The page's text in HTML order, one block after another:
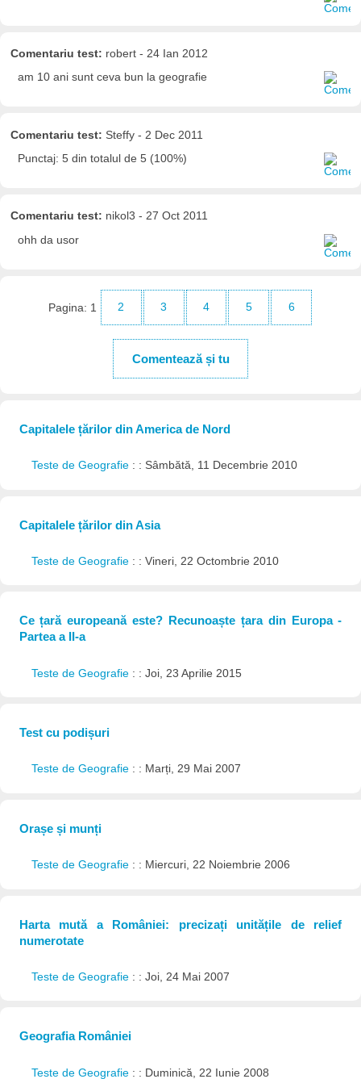
Comentariu test: robert - 24 Ian 2012
am 10 ani sunt ceva bun la geografie
Comentariu test: Steffy - 2 Dec 2011
Punctaj: 5 din totalul de 5 (100%)
Comentariu test: nikol3 - 27 Oct 2011
ohh da usor
Pagina: 1 2 3 4 5 6
Comentează și tu
Capitalele țărilor din America de Nord
Teste de Geografie : : Sâmbătă, 11 Decembrie 2010
Capitalele țărilor din Asia
Teste de Geografie : : Vineri, 22 Octombrie 2010
Ce țară europeană este? Recunoaște țara din Europa -
Partea a II-a
Teste de Geografie : : Joi, 23 Aprilie 2015
Test cu podișuri
Teste de Geografie : : Marți, 29 Mai 2007
Orașe și munți
Teste de Geografie : : Miercuri, 22 Noiembrie 2006
Harta mută a României: precizați unitățile de relief
numerotate
Teste de Geografie : : Joi, 24 Mai 2007
Geografia României
Teste de Geografie : : Duminică, 22 Iunie 2008